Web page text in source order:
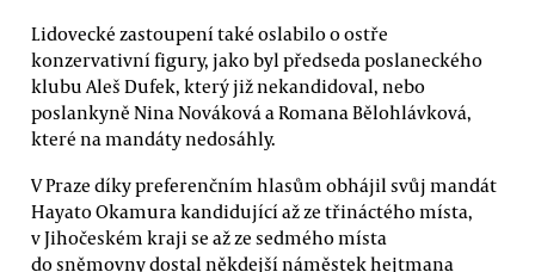
Lidovecké zastoupení také oslabilo o ostře
konzervativní figury, jako byl předseda poslaneckého
klubu Aleš Dufek, který již nekandidoval, nebo
poslankyně Nina Nováková a Romana Bělohlávková,
které na mandáty nedosáhly.
V Praze díky preferenčním hlasům obhájil svůj mandát
Hayato Okamura kandidující až ze třináctého místa,
v Jihočeském kraji se až ze sedmého místa
do sněmovny dostal někdejší náměstek hejtmana